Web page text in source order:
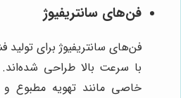
فن‌های سانتریفیوژ
فن‌های سانتریفیوژ برای
با سرعت بالا طراحی
خاصی مانند تهویه مطبوع